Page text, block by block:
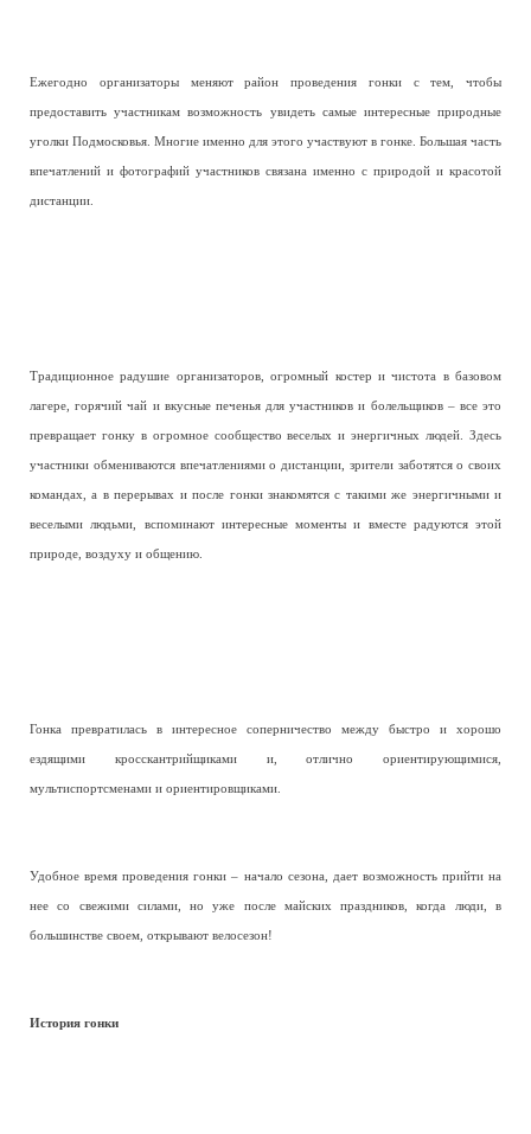
Ежегодно организаторы меняют район проведения гонки с тем, чтобы
предоставить участникам возможность увидеть самые интересные природные
уголки Подмосковья. Многие именно для этого участвуют в гонке. Большая часть
впечатлений и фотографий участников связана именно с природой и красотой
дистанции.
Традиционное радушие организаторов, огромный костер и чистота в базовом
лагере, горячий чай и вкусные печенья для участников и болельщиков – все это
превращает гонку в огромное сообщество веселых и энергичных людей. Здесь
участники обмениваются впечатлениями о дистанции, зрители заботятся о своих
командах, а в перерывах и после гонки знакомятся с такими же энергичными и
веселыми людьми, вспоминают интересные моменты и вместе радуются этой
природе, воздуху и общению.
Гонка превратилась в интересное соперничество между быстро и хорошо
ездящими кросскантрийщиками и, отлично ориентирующимися,
мультиспортсменами и ориентировщиками.
Удобное время проведения гонки – начало сезона, дает возможность прийти на
нее со свежими силами, но уже после майских праздников, когда люди, в
большинстве своем, открывают велосезон!
История гонки